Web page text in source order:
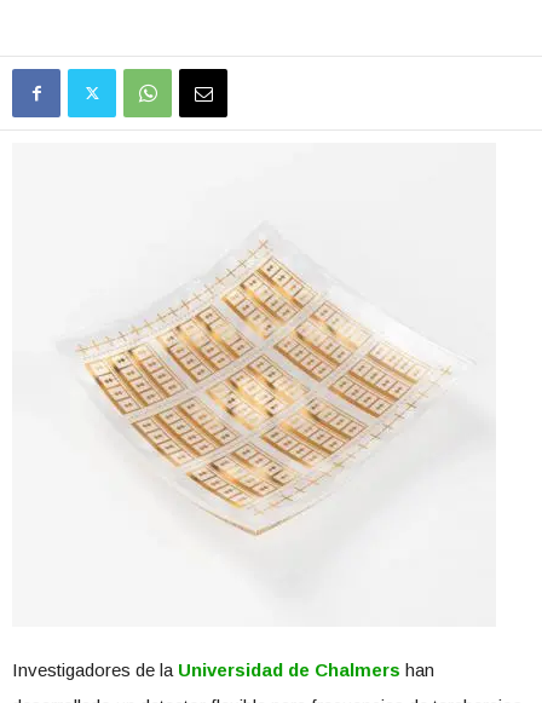
Investigadores de la Universidad de Chalmers han